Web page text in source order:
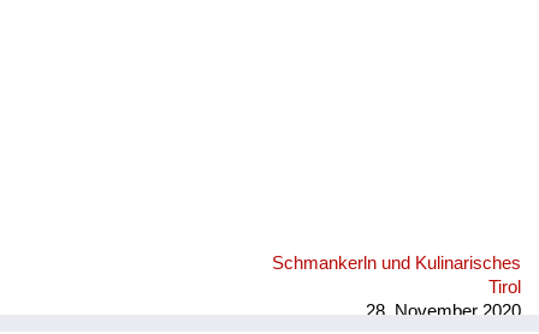
Schmankerln und Kulinarisches
Tirol
28. November 2020